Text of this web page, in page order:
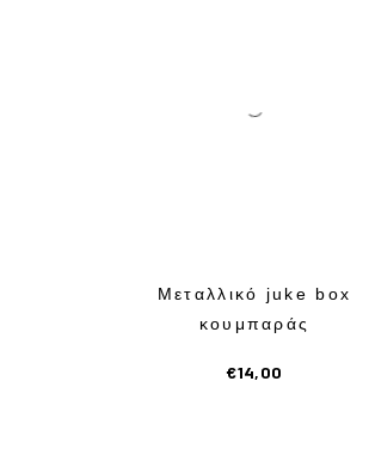
Μεταλλικό juke box
κουμπαράς
€14,00